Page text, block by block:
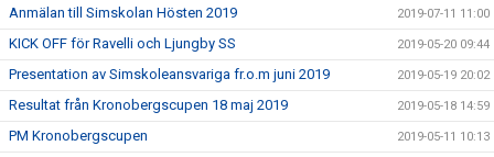
Anmälan till Simskolan Hösten 2019 2019-07-11 11:00
KICK OFF för Ravelli och Ljungby SS 2019-05-20 09:44
Presentation av Simskoleansvariga fr.o.m juni 2019 2019-05-19 20:02
Resultat från Kronobergscupen 18 maj 2019 2019-05-18 14:59
PM Kronobergscupen 2019-05-11 10:13